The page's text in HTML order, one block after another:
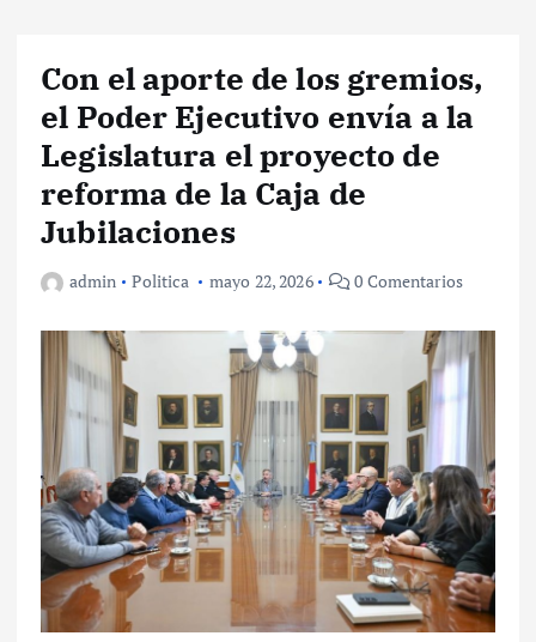
Con el aporte de los gremios,
el Poder Ejecutivo envía a la
Legislatura el proyecto de
reforma de la Caja de
Jubilaciones
admin Politica mayo 22, 2026 0 Comentarios